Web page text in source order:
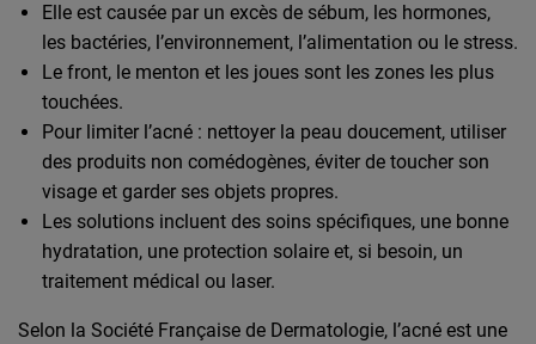
Elle est causée par un excès de sébum, les hormones,
les bactéries, l’environnement, l’alimentation ou le stress.
Le front, le menton et les joues sont les zones les plus
touchées.
Pour limiter l’acné : nettoyer la peau doucement, utiliser
des produits non comédogènes, éviter de toucher son
visage et garder ses objets propres.
Les solutions incluent des soins spécifiques, une bonne
hydratation, une protection solaire et, si besoin, un
traitement médical ou laser.
Selon la Société Française de Dermatologie, l’acné est une